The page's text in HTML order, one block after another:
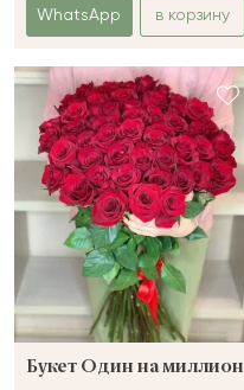
WhatsApp в корзину
Букет Один на миллион